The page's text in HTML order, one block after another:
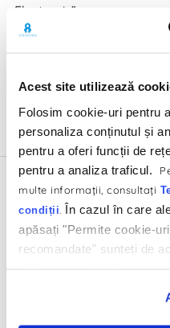
Acest site utilizează
Folosim cookie-uri pentru a
personaliza conținutul și
pentru a oferi funcții de
pentru a analiza traficul.
multe informaţii, consultaţi
condiții În cazul în care
apăsați "Permite cookie-
recomandate" sunteți de
Digital News 2011
Digital News 2009
Marketing Trends
Electronic”.
“Sunt foarte mândru de
obținute. În primul rând,
acest an a fost extrem de
au acordat doar 8 premii
concursului propriu-zis.
câștigat ACELE campanii.
o agenție la început, care